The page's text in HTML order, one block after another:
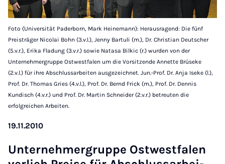
Foto (Universität Paderborn, Mark Heinemann): Herausragend: Die fünf
Preisträger Nicolai Bohn (3.v.l.), Jenny Bartuli (m.), Dr. Christian Deutscher
(5.v.r.), Erika Fladung (3.v.r.) sowie Natasa Bilkic (r.) wurden von der
Unternehmergruppe Ostwestfalen um die Vorsitzende Annette Brüseke
(2.v.l.) für ihre Abschlussarbeiten ausgezeichnet. Jun.-Prof. Dr. Anja Iseke (l.),
Prof. Dr. Thomas Gries (4.v.l.), Prof. Dr. Bernd Frick (m.), Prof. Dr. Dennis
Kundisch (4.v.r.) und Prof. Dr. Martin Schneider (2.v.r.) betreuten die
erfolgreichen Arbeiten.
19.11.2010
Un­ter­neh­mer­grup­pe Ost­west­fa­len